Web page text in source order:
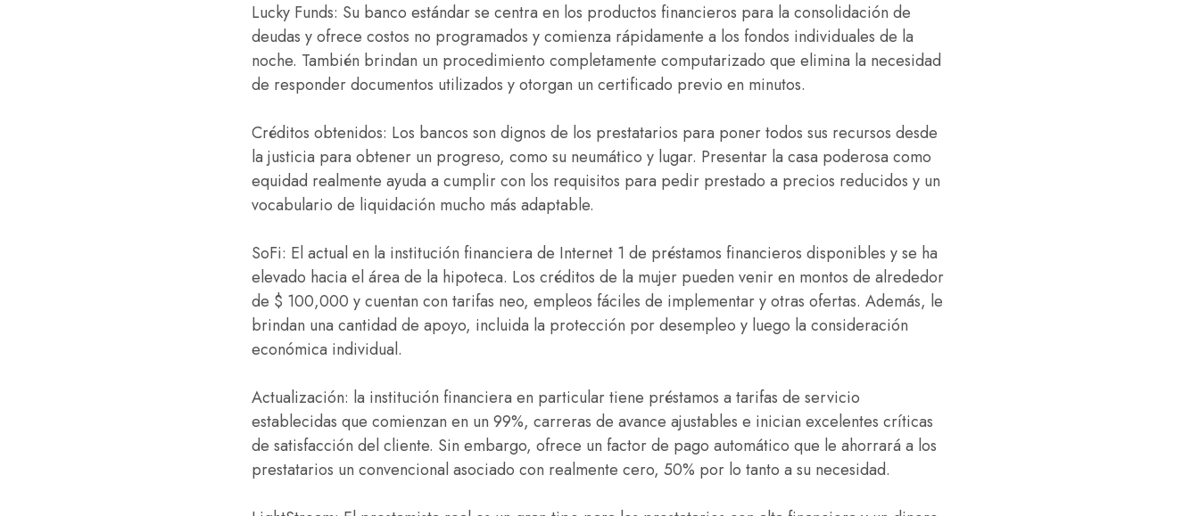
Lucky Funds: Su banco estándar se centra en los productos financieros para la consolidación de
deudas y ofrece costos no programados y comienza rápidamente a los fondos individuales de la
noche. También brindan un procedimiento completamente computarizado que elimina la necesidad
de responder documentos utilizados y otorgan un certificado previo en minutos.
Créditos obtenidos: Los bancos son dignos de los prestatarios para poner todos sus recursos desde
la justicia para obtener un progreso, como su neumático y lugar. Presentar la casa poderosa como
equidad realmente ayuda a cumplir con los requisitos para pedir prestado a precios reducidos y un
vocabulario de liquidación mucho más adaptable.
SoFi: El actual en la institución financiera de Internet 1 de préstamos financieros disponibles y se ha
elevado hacia el área de la hipoteca. Los créditos de la mujer pueden venir en montos de alrededor
de $ 100,000 y cuentan con tarifas neo, empleos fáciles de implementar y otras ofertas. Además, le
brindan una cantidad de apoyo, incluida la protección por desempleo y luego la consideración
económica individual.
Actualización: la institución financiera en particular tiene préstamos a tarifas de servicio
establecidas que comienzan en un 99%, carreras de avance ajustables e inician excelentes críticas
de satisfacción del cliente. Sin embargo, ofrece un factor de pago automático que le ahorrará a los
prestatarios un convencional asociado con realmente cero, 50% por lo tanto a su necesidad.